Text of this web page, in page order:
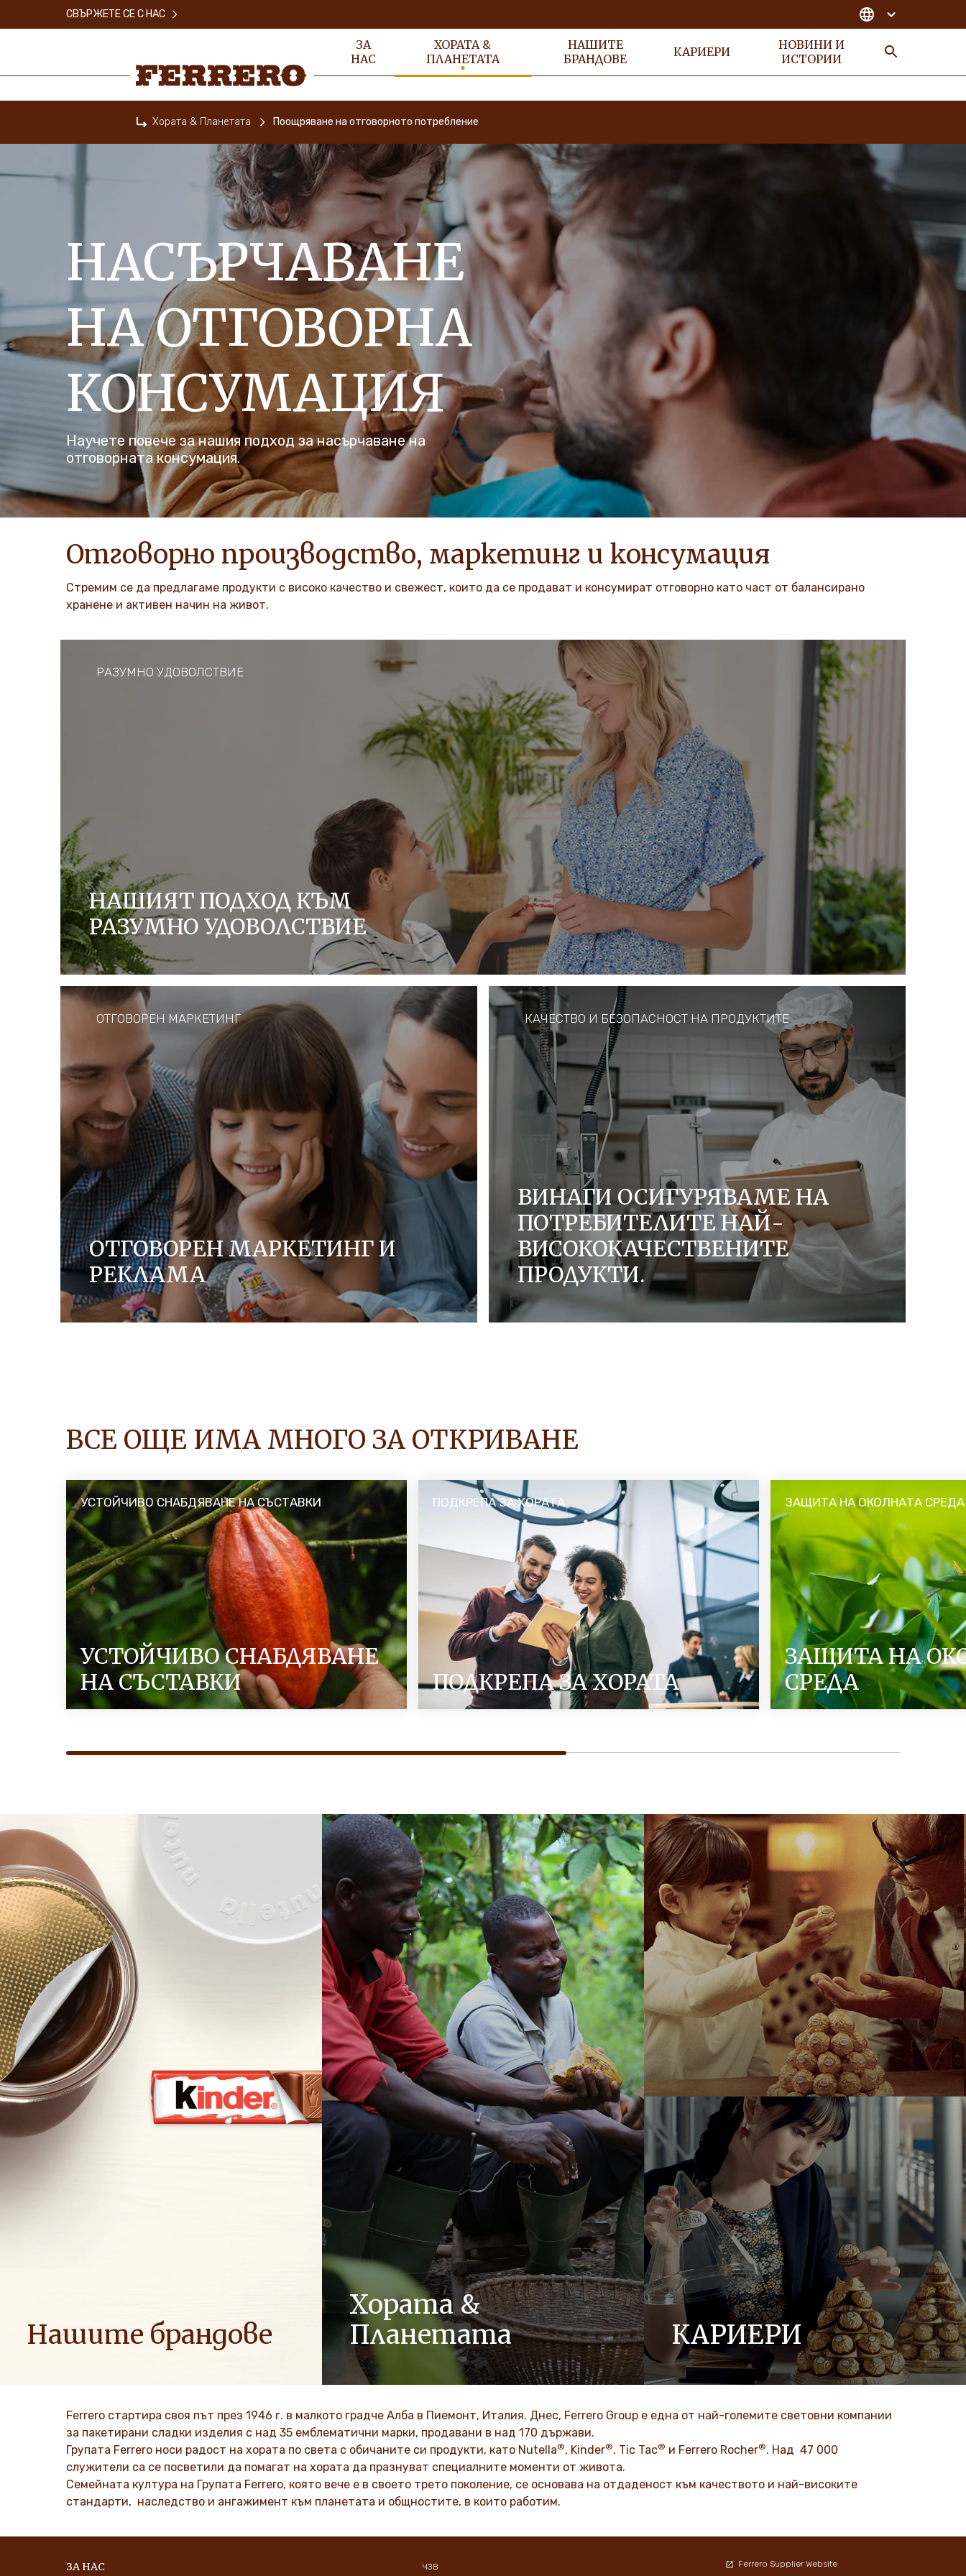
ЗА
НАС
ХОРАТА &
ПЛАНЕТАТА
НАШИТЕ
БРАНДОВЕ
КАРИЕРИ
НОВИНИ И
ИСТОРИИ
СВЪРЖЕТЕ СЕ С НАС
Хората & Планетата Поощряване на отговорното потребление
НАСЪРЧАВАНЕ
НА ОТГОВОРНА
КОНСУМАЦИЯ
Научете повече за нашия подход за насърчаване на
отговорната консумация.
Отговорно производство, маркетинг и консумация
Стремим се да предлагаме продукти с високо качество и свежест, които да се продават и консумират отговорно като част от балансирано
хранене и активен начин на живот.
РАЗУМНО УДОВОЛСТВИЕ
НАШИЯТ ПОДХОД КЪМ
РАЗУМНО УДОВОЛСТВИЕ
Страстта ни във Ferrero е да създаваме висококачествени
лакомства, които да носят радост на нашите потребители,
като същевременно насърчаваме отговорното консумиране, в
съответствие с нашите глобални принципи за хранене.
ОТКРИЙТЕ ПОВЕЧЕ
ОТГОВОРЕН МАРКЕТИНГ
ОТГОВОРЕН МАРКЕТИНГ И
РЕКЛАМА
Искаме да сме сигурни, че маркетинг комуникацията ни
помага на потребителите да направят най-правилния избор
КАЧЕСТВО И БЕЗОПАСНОСТ НА ПРОДУКТИТЕ
ВИНАГИ ОСИГУРЯВАМЕ НА
ПОТРЕБИТЕЛИТЕ НАЙ-
ВИСОКОКАЧЕСТВЕНИТЕ
ПРОДУКТИ.
Хората се наслаждават на нашите продукти в повече от 170
държави и наша отговорност е да гарантираме, че тези
ВСЕ ОЩЕ ИМА МНОГО ЗА ОТКРИВАНЕ
УСТОЙЧИВО СНАБДЯВАНЕ НА СЪСТАВКИ
УСТОЙЧИВО СНАБДЯВАНЕ
НА СЪСТАВКИ
ПОДКРЕПА ЗА ХОРАТА
ПОДКРЕПА ЗА ХОРАТА
ЗАЩИТА НА ОКОЛНАТА СРЕДА
ЗАЩИТА НА
СРЕДА
Нашите брандове
ВИЖТЕ ПОВЕЧЕ
Хората &
Планетата
Като семейна компания, ценности като уважение,
интегритет и иновации, са вкоренени в нашата
ВИЖТЕ ПОВЕЧЕ
КАРИЕРИ
Обичани от поколения, създадени от вас.
Ferrero стартира своя път през 1946 г. в малкото градче Алба в Пиемонт, Италия. Днес, Ferrero Group е една от най-големите световни компании
за пакетирани сладки изделия с над 35 емблематични марки, продавани в над 170 държави.
Групата Ferrero носи радост на хората по света с обичаните си продукти, като Nutella®, Kinder®, Tic Tac® и Ferrero Rocher®. Над 47 000
служители са се посветили да помагат на хората да празнуват специалните моменти от живота.
Семейната култура на Групата Ferrero, която вече е в своето трето поколение, се основава на отдаденост към качеството и най-високите
стандарти, наследство и ангажимент към планетата и общностите, в които работим.
ЗА НАС ЧЗВ Ferrero Supplier Website